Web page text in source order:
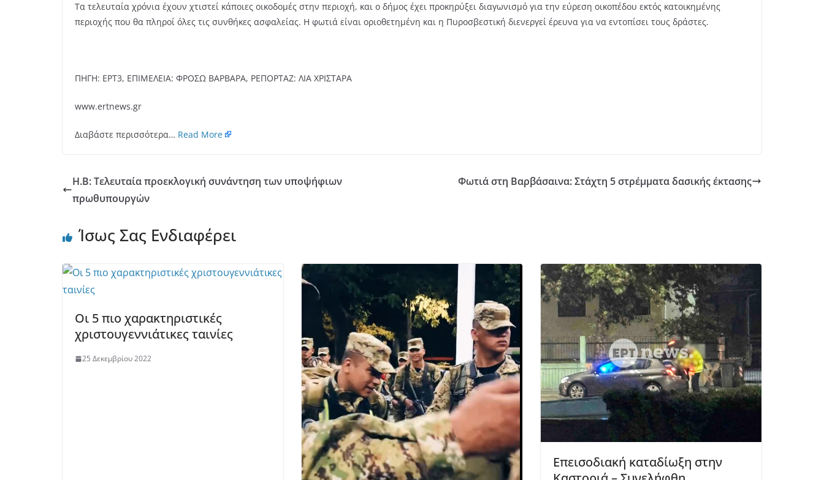
Τα τελευταία χρόνια έχουν χτιστεί κάποιες οικοδομές στην περιοχή, και ο δήμος έχει προκηρύξει διαγωνισμό για την εύρεση οικοπέδου εκτός κατοικημένης
περιοχής που θα πληροί όλες τις συνθήκες ασφαλείας. Η φωτιά είναι οριοθετημένη και η Πυροσβεστική διενεργεί έρευνα για να εντοπίσει τους δράστες.
ΠΗΓΗ: ΕΡΤ3, ΕΠΙΜΕΛΕΙΑ: ΦΡΟΣΩ ΒΑΡΒΑΡΑ, ΡΕΠΟΡΤΑΖ: ΛΙΑ ΧΡΙΣΤΑΡΑ
www.ertnews.gr
Διαβάστε περισσότερα… Read More
Η.Β: Τελευταία προεκλογική συνάντηση των υποψήφιων
πρωθυπουργών
Φωτιά στη Βαρβάσαινα: Στάχτη 5 στρέμματα δασικής έκτασης
Ίσως Σας Ενδιαφέρει
Οι 5 πιο χαρακτηριστικές
χριστουγεννιάτικες ταινίες
25 Δεκεμβρίου 2022
Επεισοδιακή καταδίωξη στην